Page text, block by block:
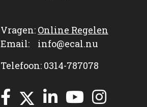
Vragen: Online Regelen
Email: info@ecal.nu
Telefoon: 0314-787078